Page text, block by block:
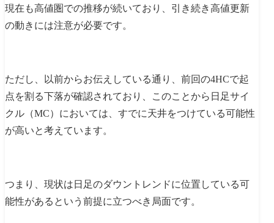
現在も高値圏での推移が続いており、引き続き高値更新
の動きには注意が必要です。
ただし、以前からお伝えしている通り、前回の4HCで起
点を割る下落が確認されており、このことから日足サイ
クル（MC）においては、すでに天井をつけている可能性
が高いと考えています。
つまり、現状は日足のダウントレンドに位置している可
能性があるという前提に立つべき局面です。